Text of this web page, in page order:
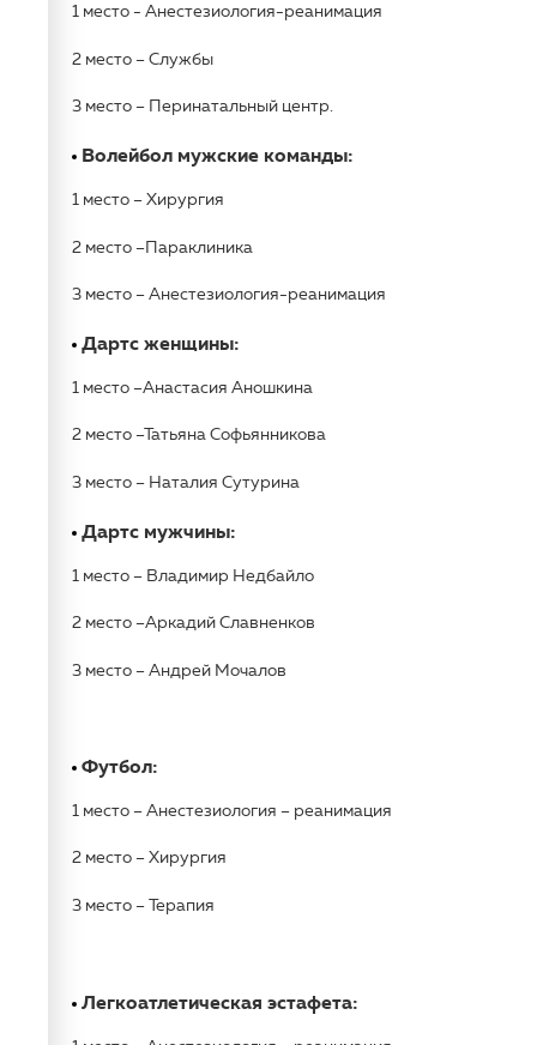
1 место - Анестезиология-реанимация
2 место – Службы
3 место – Перинатальный центр.
Волейбол мужские команды:
1 место – Хирургия
2 место –Параклиника
3 место – Анестезиология-реанимация
Дартс женщины:
1 место –Анастасия Аношкина
2 место –Татьяна Софьянникова
3 место – Наталия Сутурина
Дартс мужчины:
1 место – Владимир Недбайло
2 место –Аркадий Славненков
3 место – Андрей Мочалов
Футбол:
1 место – Анестезиология – реанимация
2 место – Хирургия
3 место – Терапия
Легкоатлетическая эстафета: